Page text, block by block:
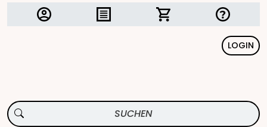
LOGIN